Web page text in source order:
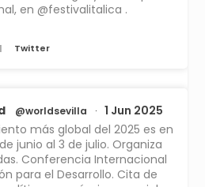
en @festivalitalica .
1 Twitter
@worldsevilla ·
1 Jun 2025
más global del 2025 es en
junio al 3 de julio. Organiza
Conferencia Internacional
para el Desarrollo. Cita de